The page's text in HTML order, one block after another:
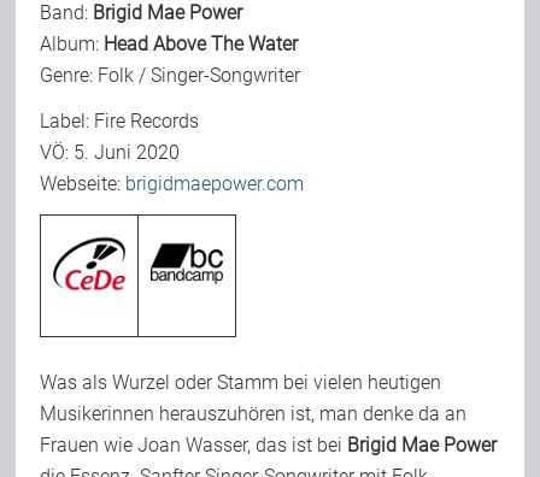
Team
Join Us
Support Us
Playlisten
Band: Brigid Mae Power
Album: Head Above The Water
Genre: Folk / Singer-Songwriter
Label: Fire Records
VÖ: 5. Juni 2020
Webseite: brigidmaepower.com
Was als Wurzel oder Stamm bei vielen heutigen
Musikerinnen herauszuhören ist, man denke da an
Frauen wie Joan Wasser, das ist bei Brigid Mae Power